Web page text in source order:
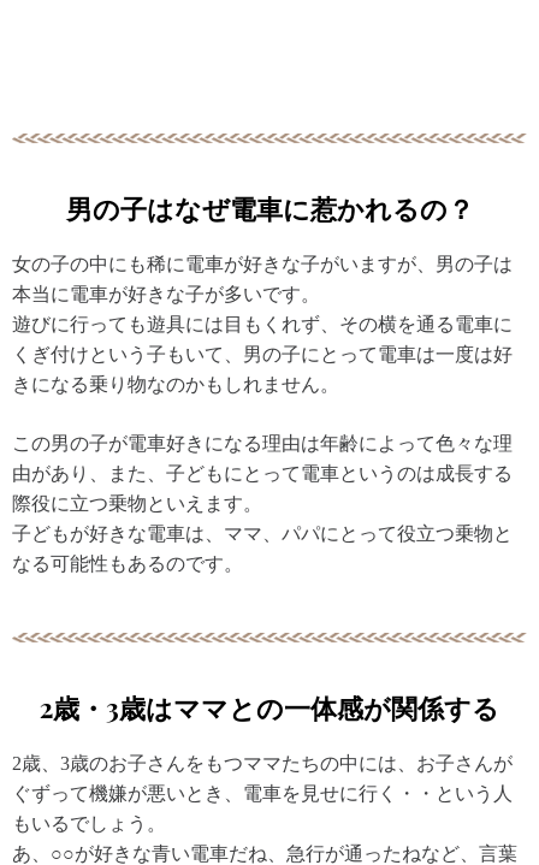
男の子はなぜ電車に惹かれるの？
女の子の中にも稀に電車が好きな子がいますが、男の子は
本当に電車が好きな子が多いです。
遊びに行っても遊具には目もくれず、その横を通る電車に
くぎ付けという子もいて、男の子にとって電車は一度は好
きになる乗り物なのかもしれません。
この男の子が電車好きになる理由は年齢によって色々な理
由があり、また、子どもにとって電車というのは成長する
際役に立つ乗物といえます。
子どもが好きな電車は、ママ、パパにとって役立つ乗物と
なる可能性もあるのです。
2歳・3歳はママとの一体感が関係する
2歳、3歳のお子さんをもつママたちの中には、お子さんが
ぐずって機嫌が悪いとき、電車を見せに行く・・という人
もいるでしょう。
あ、○○が好きな青い電車だね、急行が通ったねなど、言葉